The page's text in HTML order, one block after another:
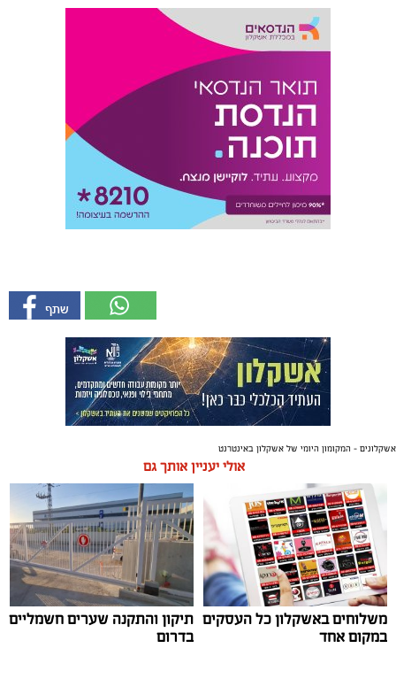
אשקלונים - המקומון היומי של אשקלון באינטרנט
אולי יעניין אותך גם
משלוחים באשקלון כל העסקים
במקום אחד
תיקון והתקנה שערים חשמליים
בדרום